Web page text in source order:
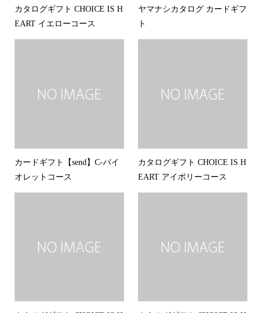
カタログギフト CHOICE IS H
EART イエローコース
ヤマナシカタログ カードギフ
ト
カードギフト【send】C-バイ
オレットコース
カタログギフト CHOICE IS H
EART アイボリーコース